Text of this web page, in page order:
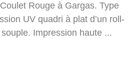
Rouge à Gargas. Type
UV quadri à plat d’un roll-
Impression haute ...